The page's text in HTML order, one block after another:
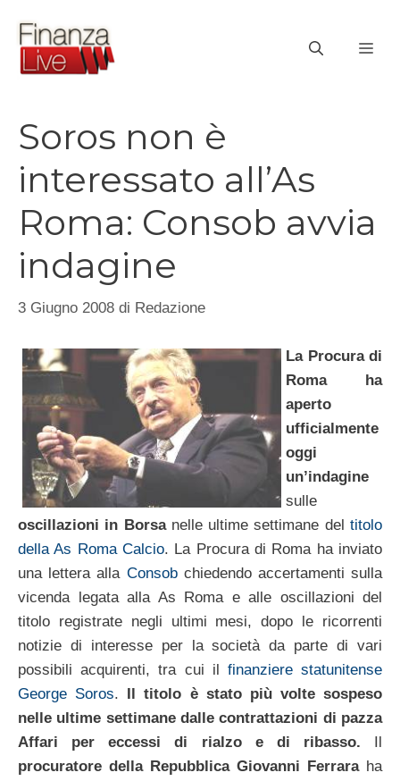
contenuto
Soros non è
interessato all’As
Roma: Consob avvia
indagine
3 Giugno 2008 di Redazione
La Procura di
Roma ha
aperto
ufficialmente
oggi
un’indagine
sulle
oscillazioni in Borsa nelle ultime settimane deltitolo
della As Roma Calcio. La Procura di Roma ha inviato
una lettera alla Consobchiedendo accertamenti sulla
vicenda legata alla As Roma e alle oscillazioni del
titolo registrate negli ultimi mesi, dopo le ricorrenti
notizie di interesse per la società da parte di vari
possibili acquirenti, tra cui il finanziere statunitense
George Soros.
Il titolo è stato più volte sospeso
nelle ultime settimane dalle contrattazioni di pazza
Affari per eccessi di rialzo e di ribasso.
procuratore della Repubblica Giovanni Ferraraha